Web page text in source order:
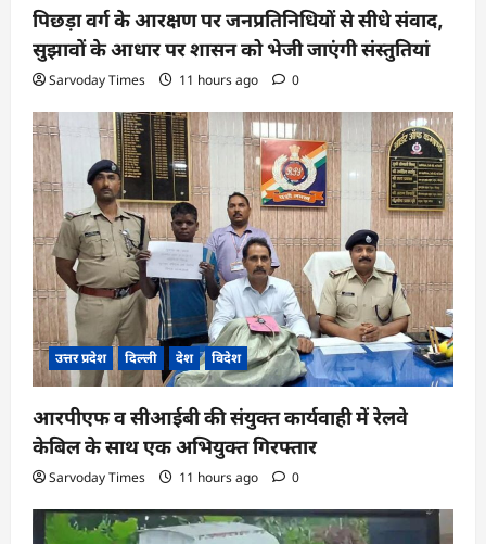
पिछड़ा वर्ग के आरक्षण पर जनप्रतिनिधियों से सीधे संवाद,
सुझावों के आधार पर शासन को भेजी जाएंगी संस्तुतियां
Sarvoday Times 11 hours ago 0
उत्तर प्रदेश दिल्ली देश विदेश
आरपीएफ व सीआईबी की संयुक्त कार्यवाही में रेलवे
केबिल के साथ एक अभियुक्त गिरफ्तार
Sarvoday Times 11 hours ago 0